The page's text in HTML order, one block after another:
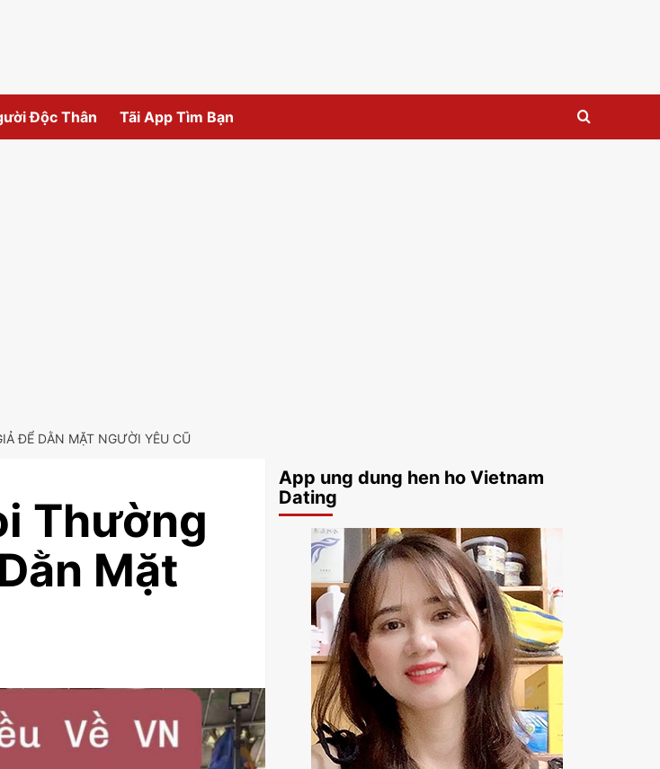
Độc Thân Tãi App Tìm Bạn
ĐỂ DẰN MẶT NGƯỜI YÊU CŨ
Thường
Mặt
App ung dung hen ho Vietnam
Dating